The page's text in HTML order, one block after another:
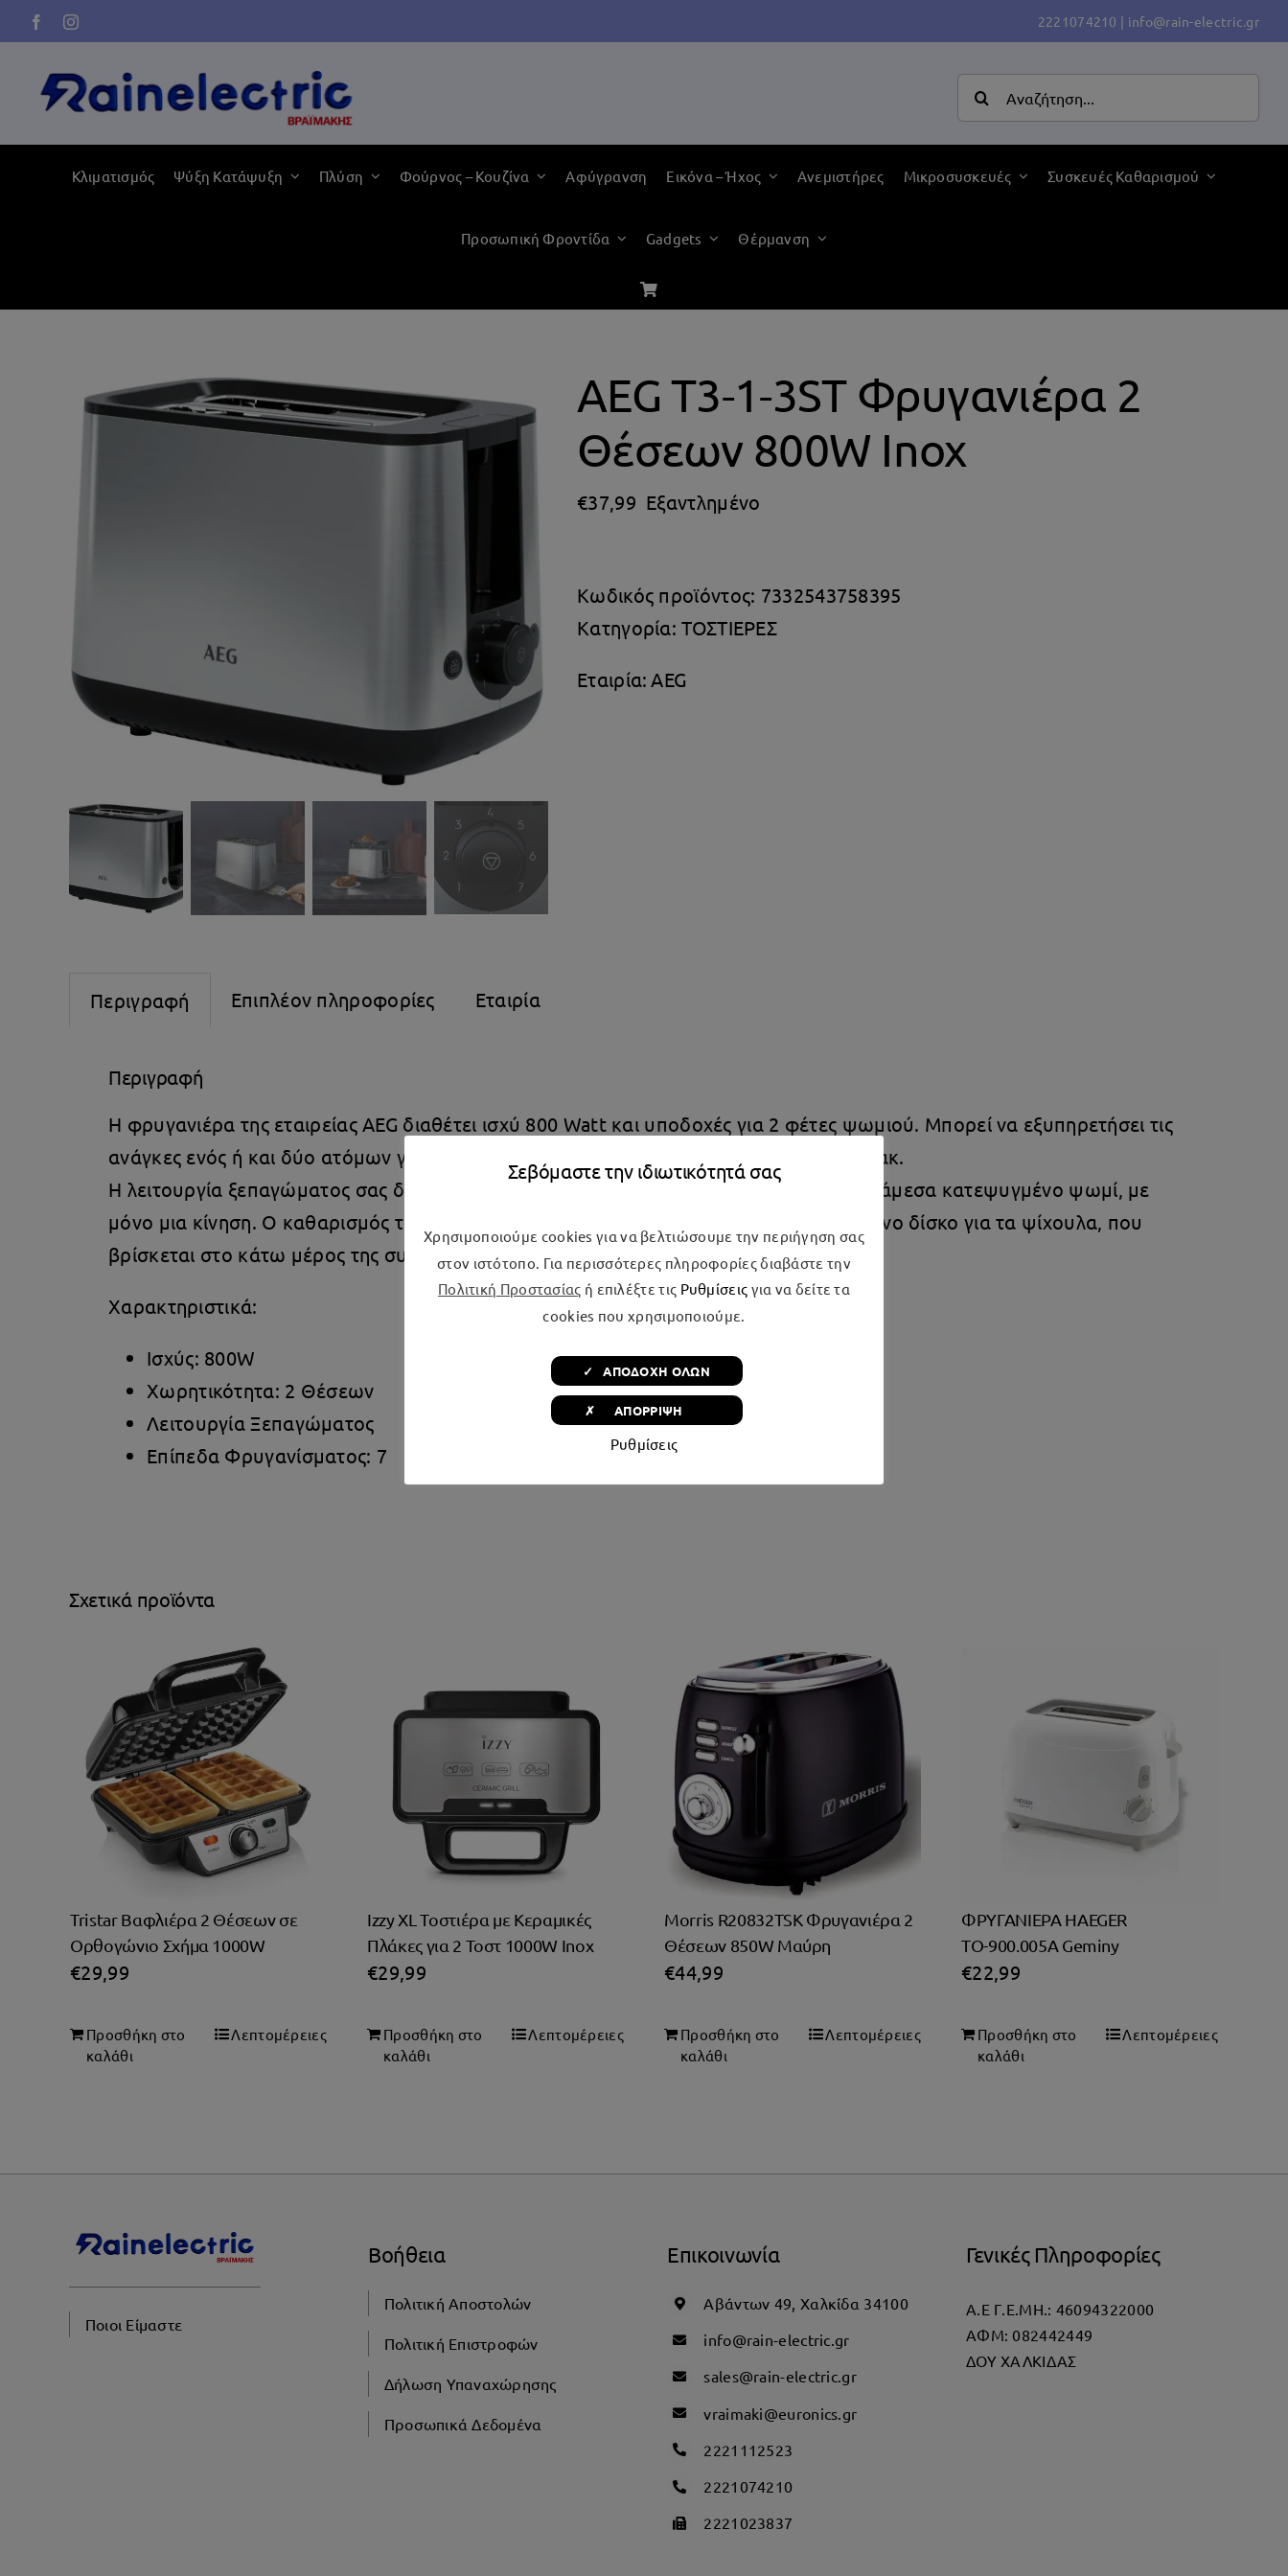
Μετάβαση
στο
περιεχόμενο
2221074210 | info@rain-electric.gr
Αναζήτηση
για:
Κλιματισμός Ψύξη Κατάψυξη Πλύση Φούρνος – Κουζίνα Αφύγρανση Εικόνα – Ήχος Ανεμιστήρες Μικροσυσκευές Συσκευές Καθαρισμού
Προσωπική Φροντίδα Gadgets Θέρμανση
AEG T3-1-3ST Φρυγανιέρα 2
Θέσεων 800W Inox
€37,99 Εξαντλημένο
Κωδικός προϊόντος: 7332543758395
Κατηγορία:ΤΟΣΤΙΕΡΕΣ
Εταιρία: AEG
Περιγραφή Επιπλέον πληροφορίες Εταιρία
Περιγραφή
Η φρυγανιέρα της εταιρείας AEG διαθέτει ισχύ 800 Watt και υποδοχές για 2 φέτες ψωμιού. Μπορεί να εξυπηρετήσει τις
ανάγκες ενός ή και δύο ατόμων για την καθημερινή παρασκευή του πρωινού ή του σνακ.
Η λειτουργία ξεπαγώματος σας δίνει τη δυνατότητα να ξεπαγώσετε ή να φρυγανίσετε άμεσα κατεψυγμένο ψωμί, με
μόνο μια κίνηση. Ο καθαρισμός της γίνεται εύκολα και γρήγορα, χάρις στον αποσπώμενο δίσκο για τα ψίχουλα, που
βρίσκεται στο κάτω μέρος της συσκευής.
Χαρακτηριστικά:
Ισχύς: 800W
Χωρητικότητα: 2 Θέσεων
Λειτουργία Ξεπαγώματος
Επίπεδα Φρυγανίσματος: 7
Σχετικά προϊόντα
Tristar Βαφλιέρα 2 Θέσεων σε
Ορθογώνιο Σχήμα 1000W
€29,99
Προσθήκη στο
καλάθι
Λεπτομέρειες
Izzy XL Τοστιέρα με Κεραμικές
Πλάκες για 2 Τοστ 1000W Inox
€29,99
Προσθήκη στο
καλάθι
Λεπτομέρειες
Morris R20832TSK Φρυγανιέρα 2
Θέσεων 850W Μαύρη
€44,99
Προσθήκη στο
καλάθι
Λεπτομέρειες
ΦΡΥΓΑΝΙΕΡΑ HAEGER
ΤΟ-900.005A Geminy
€22,99
Προσθήκη στο
καλάθι
Λεπτομέρειες
Ποιοι Είμαστε
Βοήθεια
Πολιτική Αποστολών
Πολιτική Επιστροφών
Δήλωση Υπαναχώρησης
Προσωπικά Δεδομένα
Επικοινωνία
Αβάντων 49, Χαλκίδα 34100
info@rain-electric.gr
sales@rain-electric.gr
vraimaki@euronics.gr
2221112523
2221074210
2221023837
Γενικές Πληροφορίες
Α.Ε Γ.Ε.ΜΗ.: 46094322000
AΦΜ: 082442449
ΔΟΥ ΧΑΛΚΙΔΑΣ
Σεβόμαστε την ιδιωτικότητά σας
Χρησιμοποιούμε cookies για να βελτιώσουμε την περιήγηση σας
στον ιστότοπο. Για περισσότερες πληροφορίες διαβάστε την
Πολιτική Προστασίας ή επιλέξτε τις Ρυθμίσεις για να δείτε τα
cookies που χρησιμοποιούμε.
Ρυθμίσεις
✓ ΑΠΟΔΟΧΗ ΟΛΩΝ
✗ ΑΠΟΡΡΙΨΗ